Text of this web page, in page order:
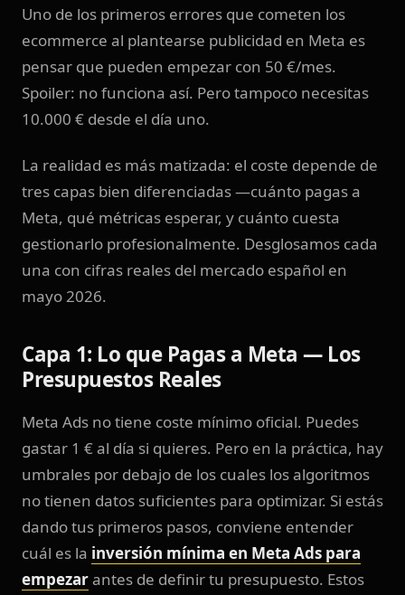
Uno de los primeros errores que cometen los
ecommerce al plantearse publicidad en Meta es
pensar que pueden empezar con 50 €/mes.
Spoiler: no funciona así. Pero tampoco necesitas
10.000 € desde el día uno.
La realidad es más matizada: el coste depende de
tres capas bien diferenciadas —cuánto pagas a
Meta, qué métricas esperar, y cuánto cuesta
gestionarlo profesionalmente. Desglosamos cada
una con cifras reales del mercado español en
mayo 2026.
Capa 1: Lo que Pagas a Meta — Los
Presupuestos Reales
Meta Ads no tiene coste mínimo oficial. Puedes
gastar 1 € al día si quieres. Pero en la práctica, hay
umbrales por debajo de los cuales los algoritmos
no tienen datos suficientes para optimizar. Si estás
dando tus primeros pasos, conviene entender
cuál es la inversión mínima en Meta Ads para
empezarantes de definir tu presupuesto. Estos